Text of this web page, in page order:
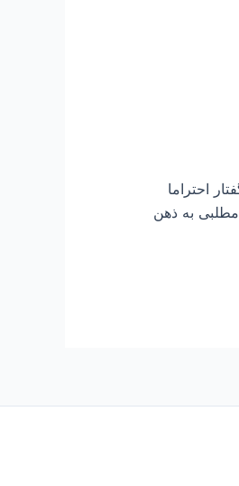
احتراما
هر بار که مطلبی به ذهن